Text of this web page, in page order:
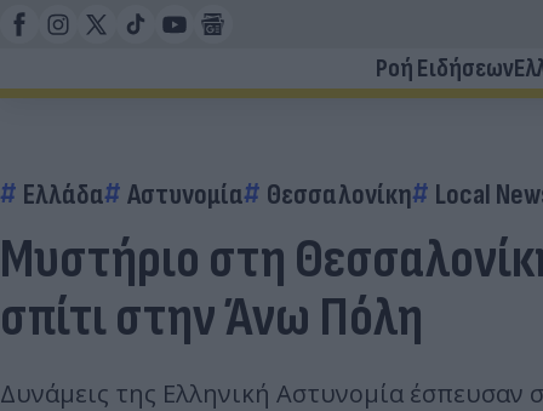
Ροή Ειδήσεων
Ελλάδα Αστυνομία Θεσσαλονίκη Local
Μυστήριο στη
σπίτι στην Άνω Πόλη
Δυνάμεις της Ελληνική Αστυνομία έσπευσαν